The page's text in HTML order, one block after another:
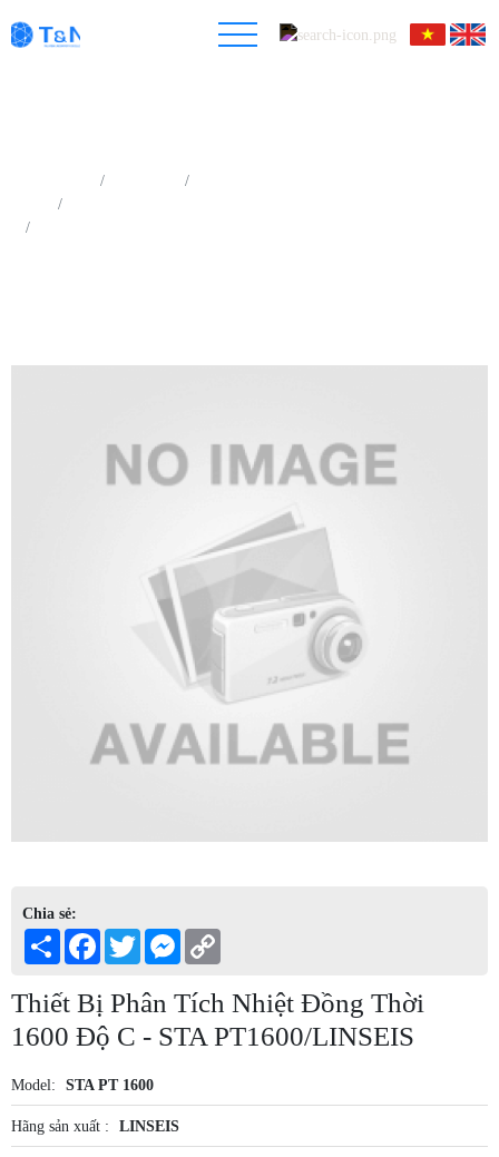
Chia sẻ:
Share FacebookTwitterMessenger
Thiết Bị Phân Tích Nhiệt Đồng Thời
1600 Độ C - STA PT1600/LINSEIS
Model: STA PT 1600
Hãng sản xuất : LINSEIS